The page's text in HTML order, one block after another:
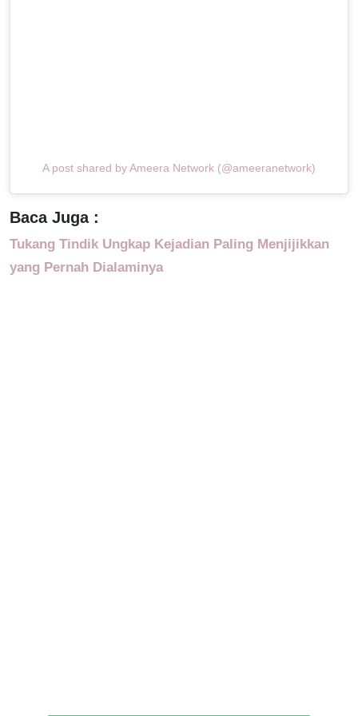
A post shared by Ameera Network (@ameeranetwork)
Baca Juga :
Tukang Tindik Ungkap Kejadian Paling Menjijikkan
yang Pernah Dialaminya